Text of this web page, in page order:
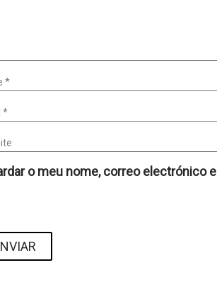
*
*
o meu nome, correo electrónico